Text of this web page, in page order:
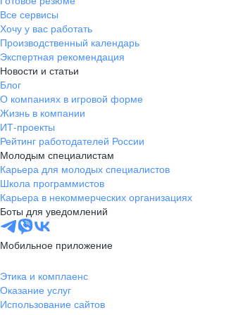
Все сервисы
Хочу у вас работать
Производственный календарь
Экспертная рекомендация
Новости и статьи
Блог
О компаниях в игровой форме
Жизнь в компании
ИТ-проекты
Рейтинг работодателей России
Молодым специалистам
Карьера для молодых специалистов
Школа программистов
Карьера в некоммерческих организациях
Боты для уведомлений
Мобильное приложение
Этика и комплаенс
Оказание услуг
Использование сайтов